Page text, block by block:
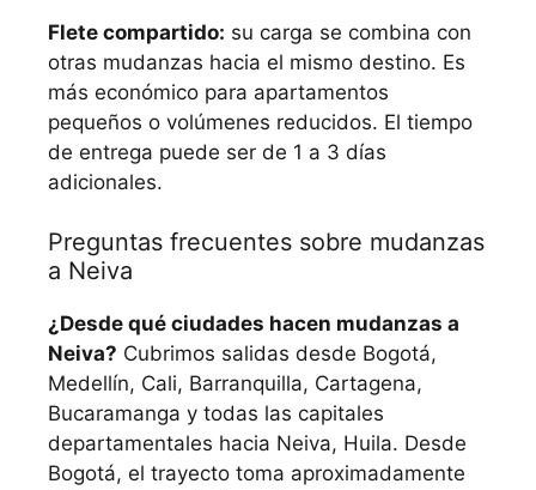
Flete compartido: su carga se combina con
otras mudanzas hacia el mismo destino. Es
más económico para apartamentos
pequeños o volúmenes reducidos. El tiempo
de entrega puede ser de 1 a 3 días
adicionales.
Preguntas frecuentes sobre mudanzas
a Neiva
¿Desde qué ciudades hacen mudanzas a
Neiva? Cubrimos salidas desde Bogotá,
Medellín, Cali, Barranquilla, Cartagena,
Bucaramanga y todas las capitales
departamentales hacia Neiva, Huila. Desde
Bogotá, el trayecto toma aproximadamente